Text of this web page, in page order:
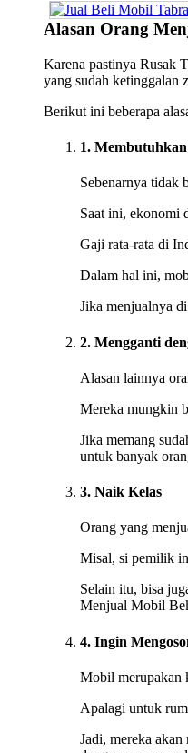
Alasan Orang
Karena pastinya Rusak
yang sudah ketinggalan
Berikut ini beberapa
1.
Sebenarnya tidak
Saat ini, ekonomi
Gaji rata-rata di
Dalam hal ini,
Jika menjualnya
2. Mengganti
Alasan lainnya
Mereka mungkin
Jika memang
untuk banyak
3. Naik Kelas
Orang yang
Misal, si pemilik
Selain itu, bisa
Menjual Mobil
4. Ingin
Mobil merupakan
Apalagi untuk
Jadi, mereka